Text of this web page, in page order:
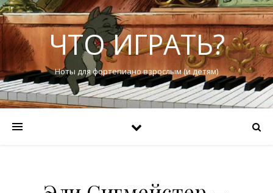
ЧТО ИГРАТЬ?
Ноты для фортепиано взрослым (и детям)